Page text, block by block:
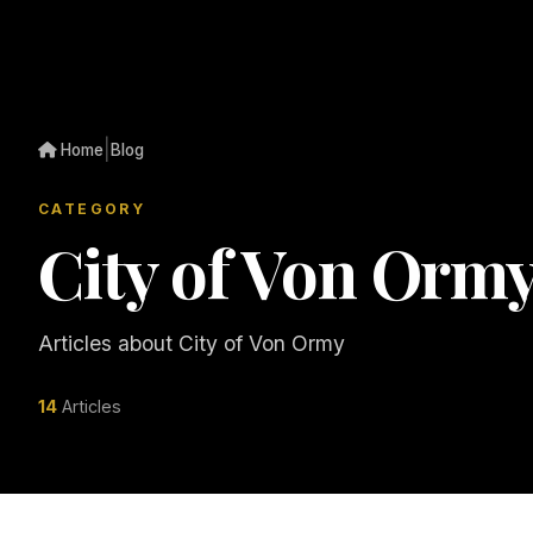
Home Blog
CATEGORY
City of Von
Articles about City of Von Ormy
14 Articles